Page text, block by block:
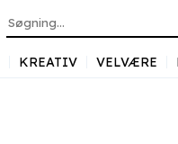
KREATIV VELVÆRE